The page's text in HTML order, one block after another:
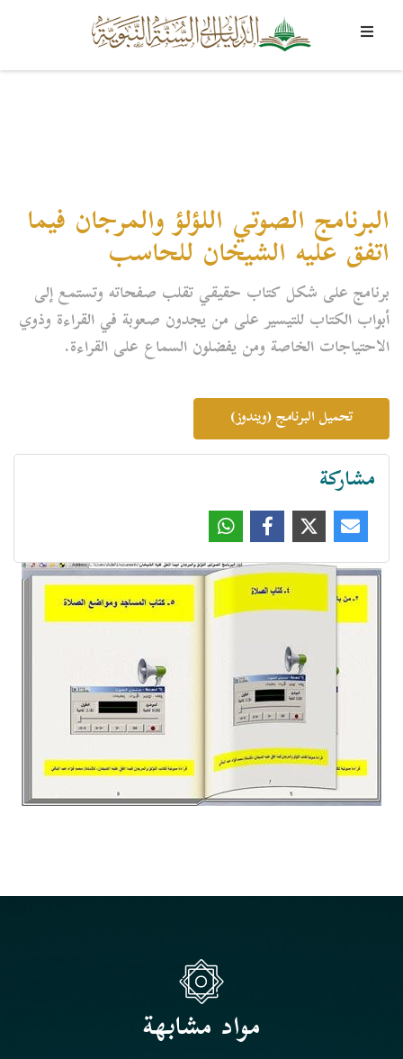
البرنامج الصوتي اللؤلؤ والمرجان فيما
اتفق عليه الشيخان للحاسب
برنامج على شكل كتاب حقيقي تقلب صفحاته وتستمع إلى
أبواب الكتاب للتيسير على من يجدون صعوبة في القراءة وذوي
الاحتياجات الخاصة ومن يفضلون السماع على القراءة.
تحميل البرنامج (ويندوز)
مشاركة
مواد مشابهة